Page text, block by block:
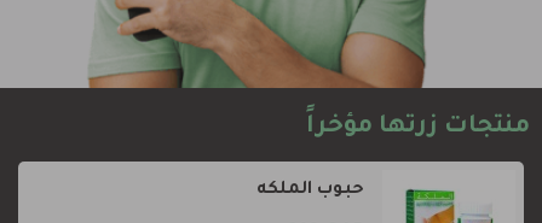
منتجات زرتها مؤخراً
حبوب الملكه